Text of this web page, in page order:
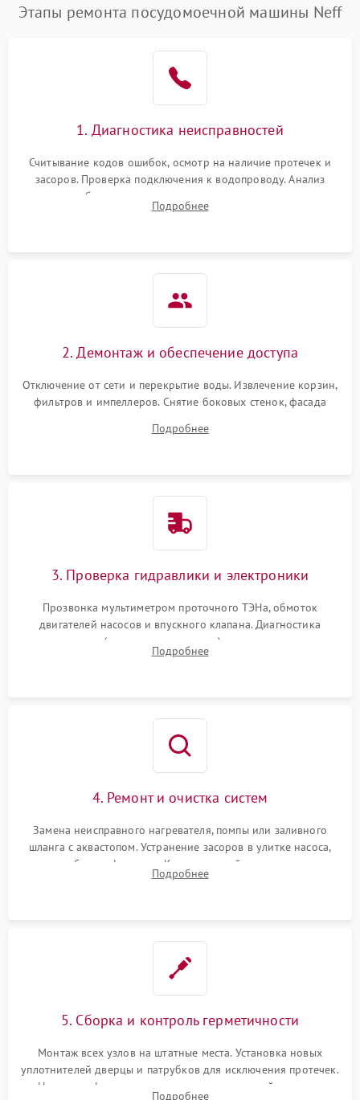
воды
1800 ₽ Подробнее →
Проблемы с
Этапы ремонта посудомоечной машины Neff
1. Диагностика неисправностей
Считывание кодов ошибок, осмотр на наличие протечек и
засоров. Проверка подключения к водопроводу. Анализ
жалоб на отсутствие слива, нагрева, вращения
разбрызгивателей или срабатывание системы защиты
Подробнее
2. Демонтаж и обеспечение доступа
Отключение от сети и перекрытие воды. Извлечение корзин,
фильтров и импеллеров. Снятие боковых стенок, фасада
циркуляционному насосу, ТЭНу и сливной помпе.
Подробнее
3. Проверка гидравлики и электроники
Прозвонка мультиметром проточного ТЭНа, обмоток
двигателей насосов и впускного клапана. Диагностика
прессостата (датчика уровня воды), датчика мутности,
концевика дверцы и электронного модуля управления.
Подробнее
4. Ремонт и очистка систем
Замена неисправного нагревателя, помпы или заливного
шланга с аквастопом. Устранение засоров в улитке насоса,
патрубках и фильтрах. Компонентный ремонт платы
управления, восстановление поврежденной проводки.
Подробнее
5. Сборка и контроль герметичности
Монтаж всех узлов на штатные места. Установка новых
уплотнителей дверцы и патрубков для исключения протечек.
Надежная фиксация хомутов гидравлической системы,
Подробнее